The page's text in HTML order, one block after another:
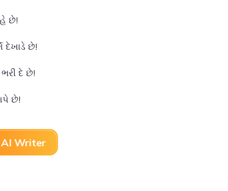
છે!
દેખાડે છે!
દે છે!
છે!
AI Writer